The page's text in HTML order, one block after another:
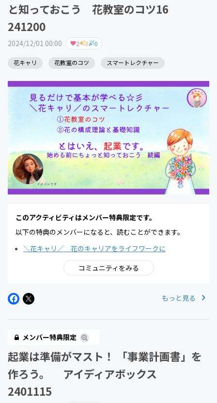
と知っておこう 花教室のコツ16
241200
2024/12/01 00:00 2 0 0
花キャリ 花教室のコツ スマートレクチャー
このアクティビティはメンバー特典限定です。
以下の特典のメンバーになると、読むことができます。
＼花キャリ／ 花のキャリアをライフワークに
コミュニティをみる
もっと見る
メンバー特典限定
起業は準備がマスト！ 「事業計画書」を
作ろう。 アイディアボックス
2401115